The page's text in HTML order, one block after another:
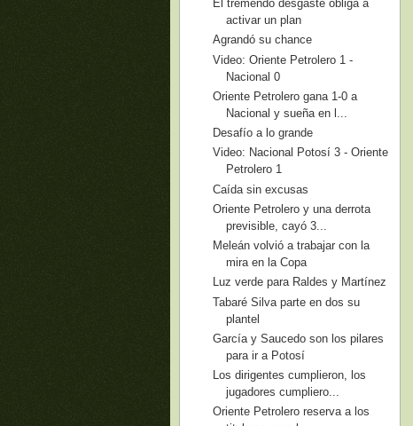
El tremendo desgaste obliga a
activar un plan
Agrandó su chance
Video: Oriente Petrolero 1 -
Nacional 0
Oriente Petrolero gana 1-0 a
Nacional y sueña en l...
Desafío a lo grande
Video: Nacional Potosí 3 - Oriente
Petrolero 1
Caída sin excusas
Oriente Petrolero y una derrota
previsible, cayó 3...
Meleán volvió a trabajar con la
mira en la Copa
Luz verde para Raldes y Martínez
Tabaré Silva parte en dos su
plantel
García y Saucedo son los pilares
para ir a Potosí
Los dirigentes cumplieron, los
jugadores cumpliero...
Oriente Petrolero reserva a los